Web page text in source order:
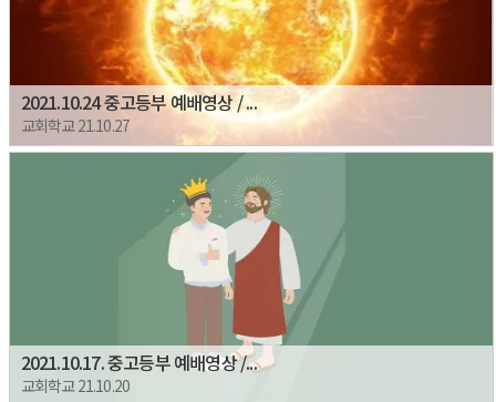
2021.10.24 중고등부 예배영상 / ...
교회학교 21.10.27
2021.10.17. 중고등부 예배영상 /...
교회학교 21.10.20